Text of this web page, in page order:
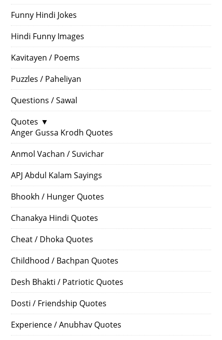
Funny Hindi Jokes
Hindi Funny Images
Kavitayen / Poems
Puzzles / Paheliyan
Questions / Sawal
Quotes ▼
Anger Gussa Krodh Quotes
Anmol Vachan / Suvichar
APJ Abdul Kalam Sayings
Bhookh / Hunger Quotes
Chanakya Hindi Quotes
Cheat / Dhoka Quotes
Childhood / Bachpan Quotes
Desh Bhakti / Patriotic Quotes
Dosti / Friendship Quotes
Experience / Anubhav Quotes